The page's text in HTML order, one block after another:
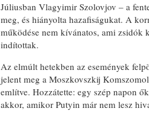
Júliusban Vlagyimir Szolovjov – a
meg, és hiányolta hazafiságukat. A
működése nem kívánatos, ami
indítottak.
Az elmúlt hetekben az események
jelent meg a Moszkovszkij
említve. Hozzátette: egy szép napon
akkor, amikor Putyin már nem lesz